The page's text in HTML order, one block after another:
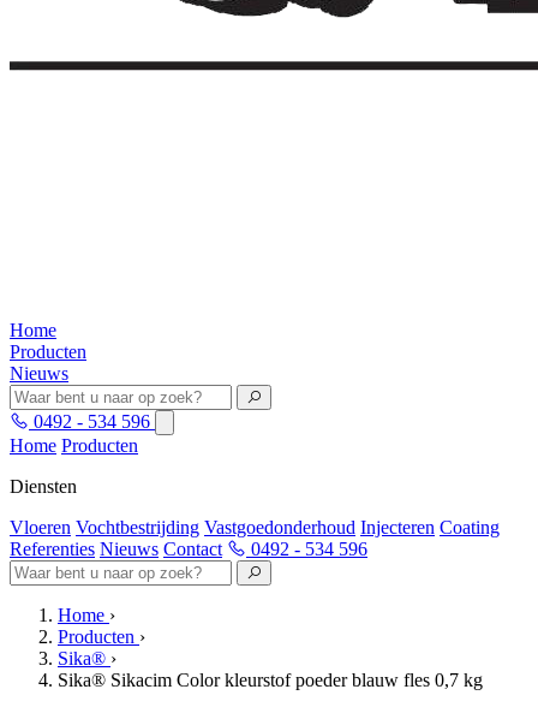
Home
Producten
Nieuws
0492 - 534 596
Home Producten
Diensten
Vloeren Vochtbestrijding Vastgoedonderhoud Injecteren Coating
Referenties Nieuws Contact 0492 - 534 596
Home ›
Producten ›
Sika® ›
Sika® Sikacim Color kleurstof poeder blauw fles 0,7 kg